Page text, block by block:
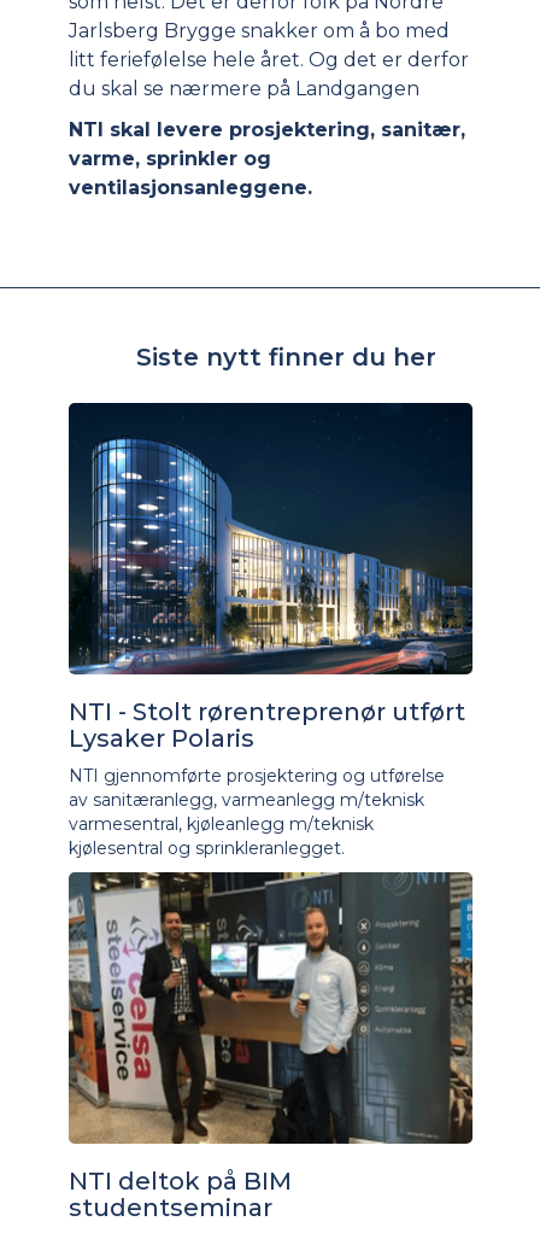
Jarlsberg Brygge snakker om å bo med
litt feriefølelse hele året. Og det er derfor
du skal se nærmere på Landgangen
NTI skal levere prosjektering, sanitær,
varme, sprinkler og
ventilasjonsanleggene.
Siste nytt finner du her
NTI - Stolt rørentreprenør utført
Lysaker Polaris
NTI gjennomførte prosjektering og utførelse
av sanitæranlegg, varmeanlegg m/teknisk
varmesentral, kjøleanlegg m/teknisk
kjølesentral og sprinkleranlegget.
NTI deltok på BIM
studentseminar